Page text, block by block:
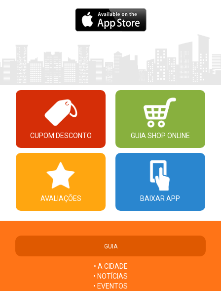
CUPOM DESCONTO GUIA SHOP ONLINE
AVALIAÇÕES BAIXAR APP
GUIA
• A CIDADE
• NOTÍCIAS
• EVENTOS